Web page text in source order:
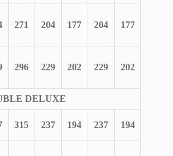
271 204 177 204 177
296 229 202 229 202
DELUXE
315 237 194 237 194